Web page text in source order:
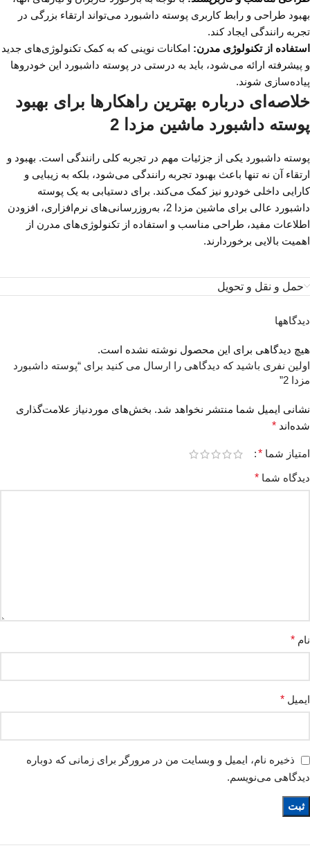
بهبود طراحی و رابط کاربری پوسته داشبورد می‌تواند ارتقاء بزرگی در
تجربه رانندگی ایجاد کند.
استفاده از تکنولوژی مدرن: امکانات نوینی که به کمک تکنولوژی‌های جدید
و پیشرفته ارائه می‌شود، باید به درستی در پوسته داشبورد این خودروها
پیاده‌سازی شوند.
خلاصه‌ای درباره بهترین راهکارها برای بهبود
پوسته داشبورد ماشین مزدا 2
پوسته داشبورد یکی از جزئیات مهم در تجربه کلی رانندگی است. بهبود و
ارتقاء آن نه تنها باعث بهبود تجربه رانندگی می‌شود، بلکه به زیبایی و
کارایی داخلی خودرو نیز کمک می‌کند. برای دستیابی به یک پوسته
داشبورد عالی برای ماشین مزدا 2، به‌روزرسانی‌های نرم‌افزاری، افزودن
اطلاعات مفید، طراحی مناسب و استفاده از تکنولوژی‌های مدرن از
اهمیت بالایی برخوردارند.
حمل و نقل و تحویل
دیدگاهها
هیچ دیدگاهی برای این محصول نوشته نشده است.
اولین نفری باشید که دیدگاهی را ارسال می کنید برای “پوسته داشبورد
مزدا 2”
نشانی ایمیل شما منتشر نخواهد شد. بخش‌های موردنیاز علامت‌گذاری
شده‌اند *
امتیاز شما *
دیدگاه شما *
نام *
ایمیل *
ذخیره نام، ایمیل و وبسایت من در مرورگر برای زمانی که دوباره
دیدگاهی می‌نویسم.